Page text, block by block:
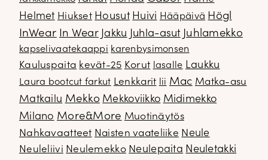
Helmet Hiukset Housut Huivi Hääpäivä Högl
InWear In Wear Jakku Juhla-asut Juhlamekko
kapselivaatekaappi karenbysimonsen
Kauluspaita kevät-25 Korut lasalle Laukku
Laura bootcut farkut Lenkkarit lii Mac Matka-asu
Matkailu Mekko Mekkoviikko Midimekko
Milano More&More Muotinäytös
Nahkavaatteet Naisten vaateliike Neule
Neuleliivi Neulemekko Neulepaita Neuletakki